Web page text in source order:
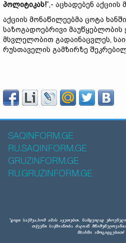
პოლიტიკას!”,- აცხადებენ აქციის
აქციის მონაწილეებმა ცოტა
საზოგადოებრივი
მსვლელობით გადაინაცვლეს,
რუსთაველის გამზირზე
SAQINFORM.GE
RU.SAQINFORM.GE
GRUZINFORM.GE
RU.GRUZINFORM.GE